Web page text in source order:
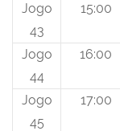
Jogo
43
15:00
Jogo
44
16:00
Jogo
45
17:00